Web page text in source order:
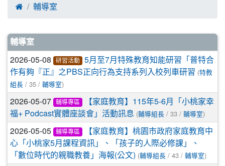
 輔導室
文章列表
輔導室
2026-05-08 研習活動
5月至7月特殊教育知能研習「普特合
作有夠『正』之PBS正向行為支持系列入校列車研習 (特教
組長 / 35 / 輔導室)
2026-05-07 輔導專區
【家庭教育】115年5-6月「小桃家幸
福+ Podcast實體座談會」活動訊息 (輔導組長 / 33 / 輔導室)
2026-05-05 輔導專區
【家庭教育】桃園市政府家庭教育中
心「小桃家5月課程資訊」、「孩子的人際必修課」、
「數位時代的親職教養」海報(公文) (輔導組長 / 43 / 輔導室)